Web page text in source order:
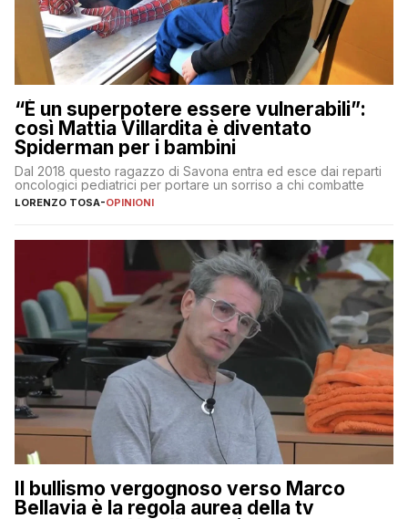
“È un superpotere essere vulnerabili”:
così Mattia Villardita è diventato
Spiderman per i bambini
Dal 2018 questo ragazzo di Savona entra ed esce dai reparti
oncologici pediatrici per portare un sorriso a chi combatte
LORENZO TOSA-OPINIONI
Il bullismo vergognoso verso Marco
Bellavia è la regola aurea della tv